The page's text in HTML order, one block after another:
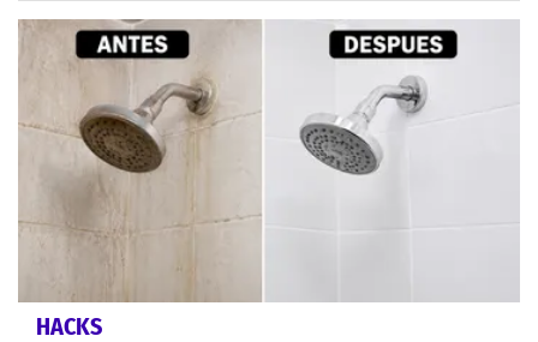
HACKS